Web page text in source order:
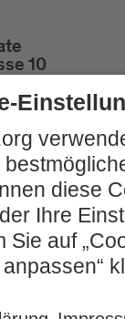
10
50
buchen!
MITMACHEN